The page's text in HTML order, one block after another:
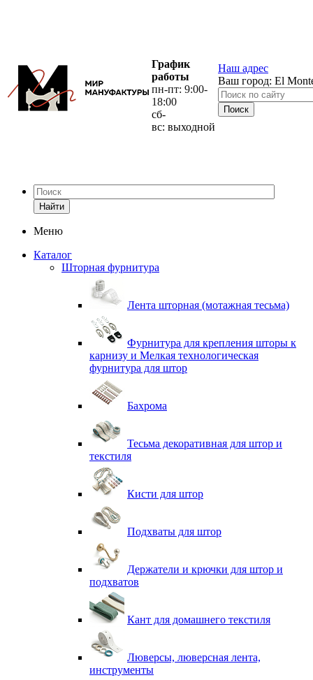
График
работы
пн-пт: 9:00-
18:00
сб-
вс: выходной
Наш адрес
Ваш город: El
Найти
Меню
Каталог
Шторная фурнитура
Лента шторная (мотажная тесьма)
Фурнитура для крепления шторы к
карнизу и Мелкая технологическая
фурнитура для штор
Бахрома
Тесьма декоративная для штор и
текстиля
Кисти для штор
Подхваты для штор
Держатели и крючки для штор и
подхватов
Кант для домашнего текстиля
Люверсы, люверсная лента,
инструменты